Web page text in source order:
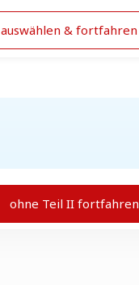
auswählen & fortfahren
ohne Teil II fortfahren